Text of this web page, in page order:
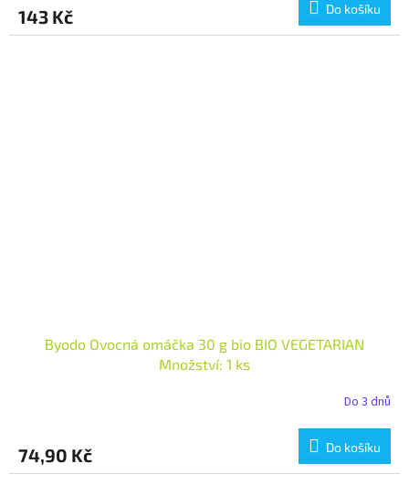
143 Kč Do košíku
Byodo Ovocná omáčka 30 g bio BIO VEGETARIAN
Množství: 1 ks
Do 3 dnů
74,90 Kč Do košíku